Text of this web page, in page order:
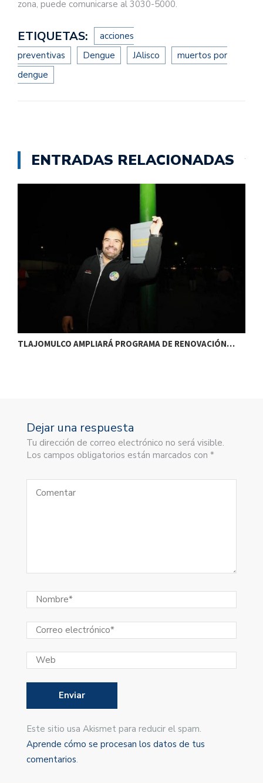
zona, puede comunicarse al 3030-5000.
ETIQUETAS:
acciones
preventivas
Dengue JAlisco
muertos por
dengue
ENTRADAS RELACIONADAS
TLAJOMULCO AMPLIARÁ PROGRAMA DE RENOVACIÓN…
Dejar una respuesta
Tu dirección de correo electrónico no será visible.
Los campos obligatorios están marcados con *
Este sitio usa Akismet para reducir el spam.
Aprende cómo se procesan los datos de tus
comentarios.